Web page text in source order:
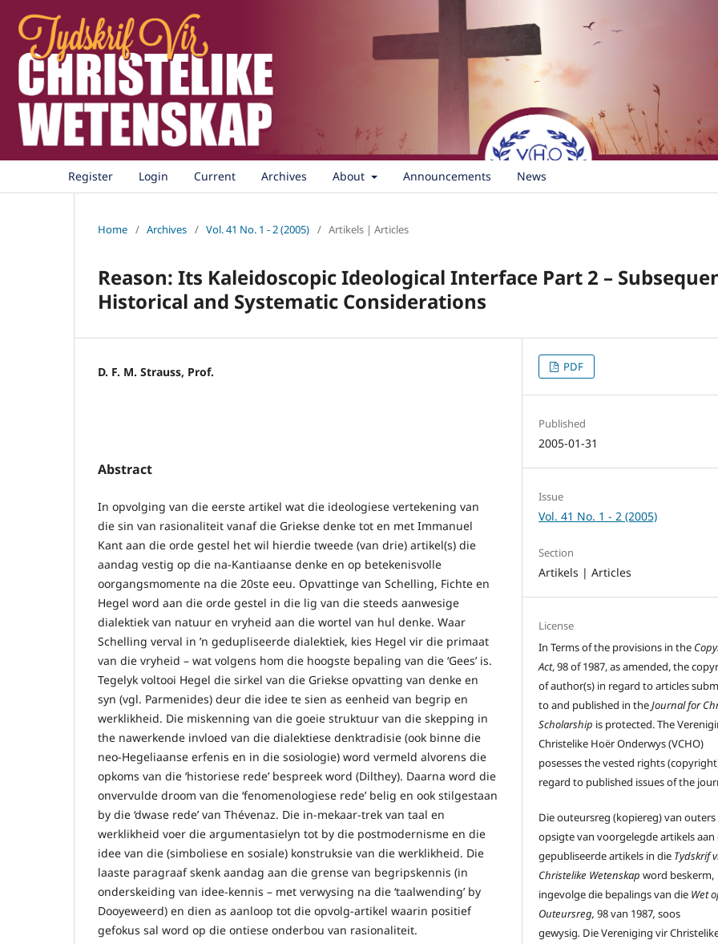
Register Login Current Archives About Announcements News
Home / Archives / Vol. 41 No. 1 - 2 (2005) / Artikels | Articles
Reason: Its Kaleidoscopic Ideological Interface Part 2 –
Historical and Systematic Considerations
D. F. M. Strauss, Prof.
Abstract
In opvolging van die eerste artikel wat die ideologiese vertekening van
die sin van rasionaliteit vanaf die Griekse denke tot en met Immanuel
Kant aan die orde gestel het wil hierdie tweede (van drie) artikel(s) die
aandag vestig op die na-Kantiaanse denke en op betekenisvolle
oorgangsmomente na die 20ste eeu. Opvattinge van Schelling, Fichte en
Hegel word aan die orde gestel in die lig van die steeds aanwesige
dialektiek van natuur en vryheid aan die wortel van hul denke. Waar
Schelling verval in ’n gedupliseerde dialektiek, kies Hegel vir die primaat
van die vryheid – wat volgens hom die hoogste bepaling van die ‘Gees’ is.
Tegelyk voltooi Hegel die sirkel van die Griekse opvatting van denke en
syn (vgl. Parmenides) deur die idee te sien as eenheid van begrip en
werklikheid. Die miskenning van die goeie struktuur van die skepping in
the nawerkende invloed van die dialektiese denktradisie (ook binne die
neo-Hegeliaanse erfenis en in die sosiologie) word vermeld alvorens die
opkoms van die ‘historiese rede’ bespreek word (Dilthey). Daarna word die
onvervulde droom van die ‘fenomenologiese rede’ belig en ook stilgestaan
by die ‘dwase rede’ van Thévenaz. Die in-mekaar-trek van taal en
werklikheid voer die argumentasielyn tot by die postmodernisme en die
idee van die (simboliese en sosiale) konstruksie van die werklikheid. Die
laaste paragraaf skenk aandag aan die grense van begripskennis (in
onderskeiding van idee-kennis – met verwysing na die ‘taalwending’ by
Dooyeweerd) en dien as aanloop tot die opvolg-artikel waarin positief
gefokus sal word op die ontiese onderbou van rasionaliteit.
PDF
Published
2005-01-31
Issue
Vol. 41 No. 1 - 2 (2005)
Section
Artikels | Articles
License
In Terms of the provisions in the
Act, 98 of 1987, as amended, the
of author(s) in regard to articles
to and published in theJournal for
Scholarship is protected. The
Christelike Hoër Onderwys (VCHO)
posesses the vested rights
regard to published issues of the
Die outeursreg (kopiereg) van outers
opsigte van voorgelegde artikels aan
gepubliseerde artikels in die Tydskrif
Christelike Wetenskap word beskerm,
ingevolge die bepalings van die Wet
Outeursreg,98 van 1987, soos
gewysig. Die Vereniging vir